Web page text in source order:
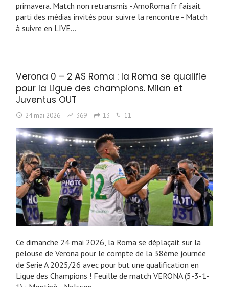
primavera. Match non retransmis - AmoRoma.fr faisait
parti des médias invités pour suivre la rencontre - Match
à suivre en LIVE…
Verona 0 – 2 AS Roma : la Roma se qualifie
pour la Ligue des champions. Milan et
Juventus OUT
24 mai 2026 369 13 11
Ce dimanche 24 mai 2026, la Roma se déplaçait sur la
pelouse de Verona pour le compte de la 38ème journée
de Serie A 2025/26 avec pour but une qualification en
Ligue des Champions ! Feuille de match VERONA (5-3-1-